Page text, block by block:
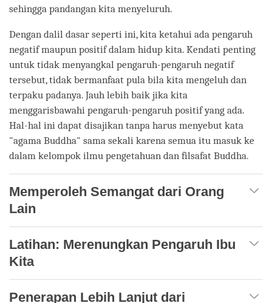
sehingga pandangan kita menyeluruh.
Dengan dalil dasar seperti ini, kita ketahui ada pengaruh
negatif maupun positif dalam hidup kita. Kendati penting
untuk tidak menyangkal pengaruh-pengaruh negatif
tersebut, tidak bermanfaat pula bila kita mengeluh dan
terpaku padanya. Jauh lebih baik jika kita
menggarisbawahi pengaruh-pengaruh positif yang ada.
Hal-hal ini dapat disajikan tanpa harus menyebut kata
"agama Buddha" sama sekali karena semua itu masuk ke
dalam kelompok ilmu pengetahuan dan filsafat Buddha.
Memperoleh Semangat dari Orang
Lain
Latihan: Merenungkan Pengaruh Ibu
Kita
Penerapan Lebih Lanjut dari